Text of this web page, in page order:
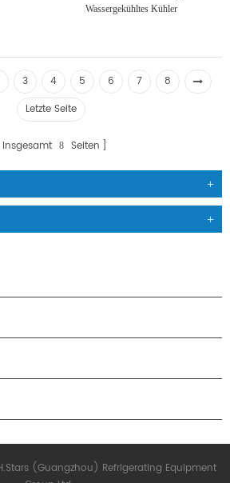
Wassergekühltes Kühler
3 4 5 6 7
8
Letzte Seite
Insgesamt 8 Seiten
(Guangzhou) Refrigerating Equipment